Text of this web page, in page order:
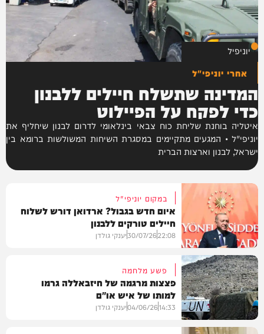
יוניפיל
אחרי יוניפי"ל
המדינה שתשלח חיילים ללבנון
כדי לפקח על הפיילוט
איטליה בוחנת שליחת כוח צבאי בינלאומי לדרום לבנון שיחליף את
יוניפי"ל • המגעים מתקיימים במסגרת השיחות המשולשות ברומא בין
ישראל, לבנון וארצות הברית
צבא וביטחון
במקום יוניפי"ל
איום חדש בגבול? ארדואן דורש לשלוח
חיילים טורקים ללבנון
22:08
30/07/26יענקי גולדן
פשע מלחמה
פצצות מרגמה של חיזבאללה גרמו
למותו של איש או"ם
14:33
04/06/26יענקי גולדן